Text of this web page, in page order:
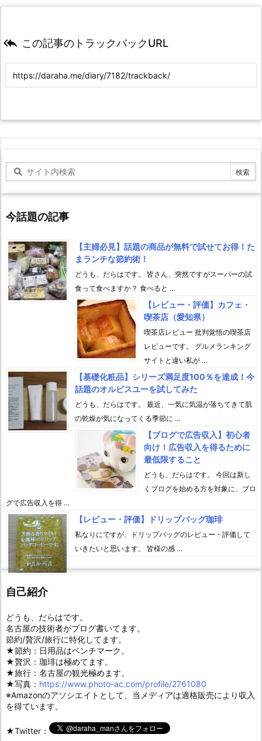
 この記事のトラックバックURL
今話題の記事
【主婦必見】話題の商品が無料で試せてお得！た
まランチな節約術！
どうも、だらはです。 皆さん、突然ですがスーパーの試
食って食べますか？ 食べると …
【レビュー・評価】カフェ・
喫茶店（愛知県）
喫茶店レビュー 批判覚悟の喫茶店
レビューです。 グルメランキング
サイトと違い私が …
【基礎化粧品】シリーズ満足度100％を達成！今
話題のオルビスユーを試してみた
どうも、だらはです。 最近、一気に気温が落ちてきて肌
の乾燥が気になってくる季節に …
【ブログで広告収入】初心者
向け！広告収入を得るために
最低限すること
どうも、だらはです。 今回は新し
くブログを始める方を対象に、ブロ
グで広告収入を得 …
【レビュー・評価】ドリップバッグ珈琲
私なりにですが、ドリップバッグのレビュー・評価して
いきたいと思います。 皆様の感 …
自己紹介
どうも、だらはです。
名古屋の技術者がブログ書いてます。
節約/贅沢/旅行に特化してます。
★節約：日用品はベンチマーク。
★贅沢：珈琲は極めてます。
★旅行：名古屋の観光極めます。
★写真： https://www.photo-ac.com/profile/2761080
※Amazonのアソシエイトとして、当メディアは適格販売により収入
を得ています。
★Twitter：